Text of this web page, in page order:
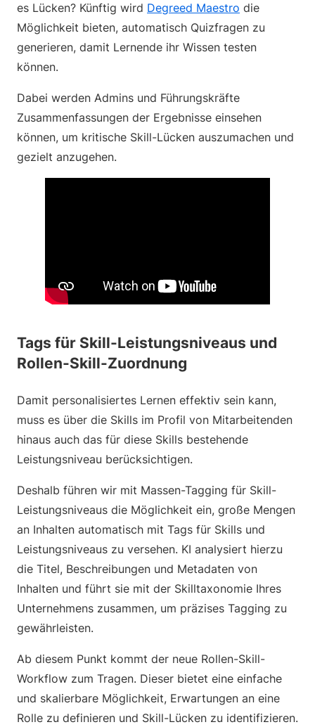
es Lücken? Künftig wird Degreed Maestro die
Möglichkeit bieten, automatisch Quizfragen zu
generieren, damit Lernende ihr Wissen testen
können.
Dabei werden Admins und Führungskräfte
Zusammenfassungen der Ergebnisse einsehen
können, um kritische Skill-Lücken auszumachen und
gezielt anzugehen.
Tags für Skill-Leistungsniveaus und
Rollen-Skill-Zuordnung
Damit personalisiertes Lernen effektiv sein kann,
muss es über die Skills im Profil von Mitarbeitenden
hinaus auch das für diese Skills bestehende
Leistungsniveau berücksichtigen.
Deshalb führen wir mit Massen-Tagging für Skill-
Leistungsniveaus die Möglichkeit ein, große Mengen
an Inhalten automatisch mit Tags für Skills und
Leistungsniveaus zu versehen. KI analysiert hierzu
die Titel, Beschreibungen und Metadaten von
Inhalten und führt sie mit der Skilltaxonomie Ihres
Unternehmens zusammen, um präzises Tagging zu
gewährleisten.
Ab diesem Punkt kommt der neue Rollen-Skill-
Workflow zum Tragen. Dieser bietet eine einfache
und skalierbare Möglichkeit, Erwartungen an eine
Rolle zu definieren und Skill-Lücken zu identifizieren.